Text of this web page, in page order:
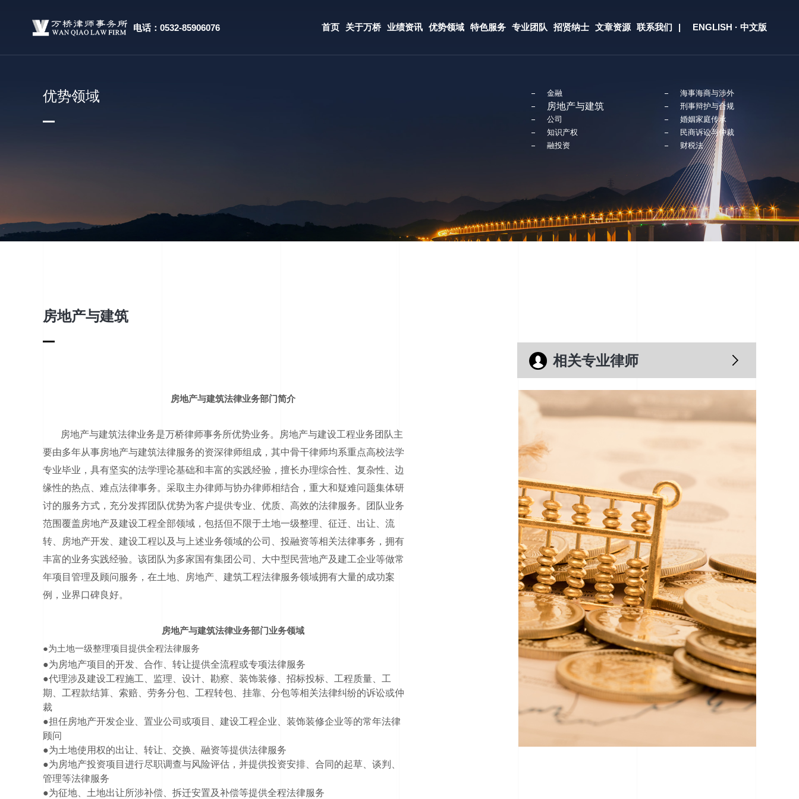
电话：0532-85906076 首页 关于万桥 业绩资讯 优势领域 特色服务 专业团队 招贤纳士 文章资源 联系我们 | ENGLISH · 中文版
优势领域 金融
房地产与建筑
公司
知识产权
融投资
海事海商与涉外
刑事辩护与合规
婚姻家庭传承
民商诉讼与仲裁
财税法
房地产与建筑
房地产与建筑法律业务部门简介
房地产与建筑法律业务是万桥律师事务所优势业务。房地产与建设工程业务团队主
要由多年从事房地产与建筑法律服务的资深律师组成，其中骨干律师均系重点高校法学
专业毕业，具有坚实的法学理论基础和丰富的实践经验，擅长办理综合性、复杂性、边
缘性的热点、难点法律事务。采取主办律师与协办律师相结合，重大和疑难问题集体研
讨的服务方式，充分发挥团队优势为客户提供专业、优质、高效的法律服务。团队业务
范围覆盖房地产及建设工程全部领域，包括但不限于土地一级整理、征迁、出让、流
转、房地产开发、建设工程以及与上述业务领域的公司、投融资等相关法律事务，拥有
丰富的业务实践经验。该团队为多家国有集团公司、大中型民营地产及建工企业等做常
年项目管理及顾问服务，在土地、房地产、建筑工程法律服务领域拥有大量的成功案
例，业界口碑良好。
房地产与建筑法律业务部门业务领域
●为土地一级整理项目提供全程法律服务
●为房地产项目的开发、合作、转让提供全流程或专项法律服务
●代理涉及建设工程施工、监理、设计、勘察、装饰装修、招标投标、工程质量、工
期、工程款结算、索赔、劳务分包、工程转包、挂靠、分包等相关法律纠纷的诉讼或仲
裁
●担任房地产开发企业、置业公司或项目、建设工程企业、装饰装修企业等的常年法律
顾问
●为土地使用权的出让、转让、交换、融资等提供法律服务
●为房地产投资项目进行尽职调查与风险评估，并提供投资安排、合同的起草、谈判、
管理等法律服务
●为征地、土地出让所涉补偿、拆迁安置及补偿等提供全程法律服务
相关专业律师